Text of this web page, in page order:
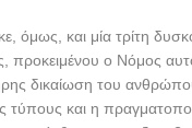
όμως, και μία τρίτη
προκειμένου ο Νόμος
δικαίωση του
τύπους και η